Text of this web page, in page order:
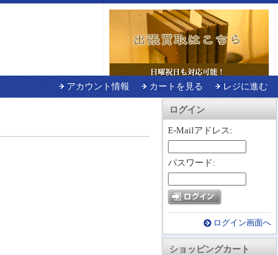
アカウント情報 カートを見る レジに進む
ログイン
E-Mailアドレス:
パスワード:
ログイン画面へ
ショッピングカート